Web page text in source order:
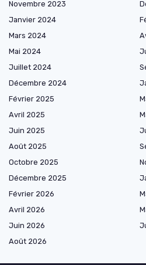
Novembre 2023
Janvier 2024
Mars 2024
Mai 2024
Juillet 2024
Décembre 2024
Février 2025
Avril 2025
Juin 2025
Août 2025
Octobre 2025
Décembre 2025
Février 2026
Avril 2026
Juin 2026
Août 2026